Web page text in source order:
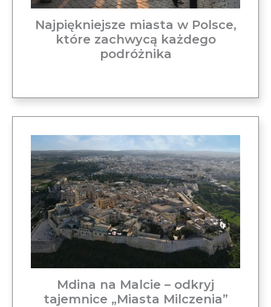
Najpiękniejsze miasta w Polsce,
które zachwycą każdego
podróżnika
Mdina na Malcie – odkryj
tajemnice „Miasta Milczenia”